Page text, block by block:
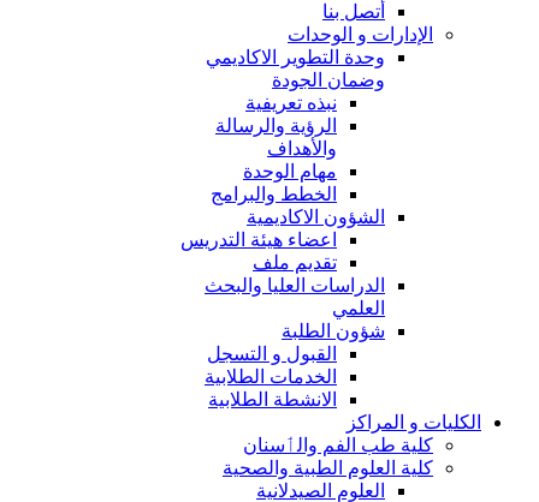
أتصل بنا
الإدارات و الوحدات
وحدة التطوير الاكاديمي
وضمان الجودة
نبذه تعريفية
الرؤية والرسالة
والأهداف
مهام الوحدة
الخطط والبرامج
الشؤون الاكاديمية
اعضاء هيئة التدريس
تقديم ملف
الدراسات العليا والبحث
العلمي
شؤون الطلبة
القبول و التسجل
الخدمات الطلابية
الانشطة الطلابية
الكليات و المراكز
كلية طب الفم والٲسنان
كلية العلوم الطبية والصحية
العلوم الصيدلانية